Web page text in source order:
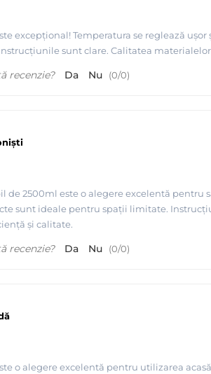
best seller in USA
excepțional! Temperatura se reglează
sunt clare. Calitatea
recenzie?
Da Nu (0/0)
de 2500ml este o alegere excelentă
sunt ideale pentru spații limitate.
și calitate.
recenzie? Da Nu (0/0)
o alegere excelentă pentru utilizarea